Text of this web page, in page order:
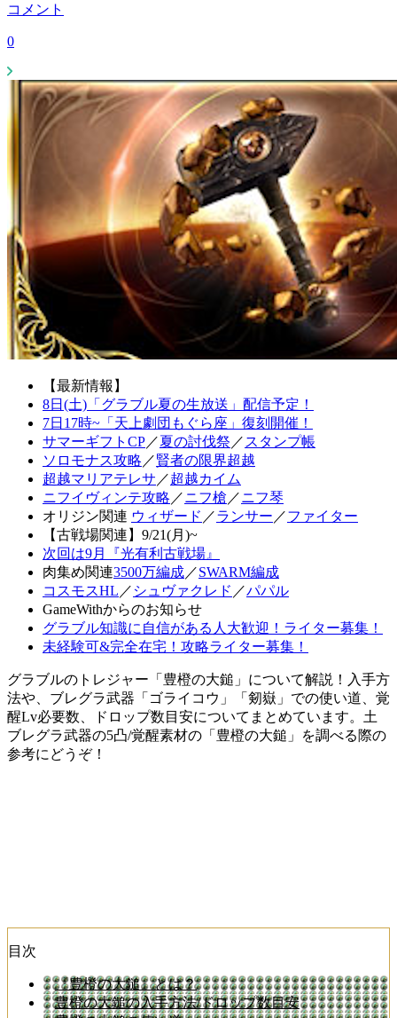
コメント
0
【最新情報】
8日(土)「グラブル夏の生放送」配信予定！
7日17時~「天上劇団もぐら座」復刻開催！
サマーギフトCP／夏の討伐祭 ／ スタンプ帳
ソロモナス攻略 ／賢者の限界超越
超越マリアテレサ ／超越カイム
ニフイヴィンテ攻略 ／ニフ槍 ／ニフ琴
オリジン関連 ウィザード ／ランサー ／ファイター
【古戦場関連】9/21(月)~
次回は9月『光有利古戦場』
肉集め関連3500万編成／SWARM編成
コスモスHL ／ シュヴァクレド ／パパル
GameWithからのお知らせ
グラブル知識に自信がある人大歓迎！ライター募集！
未経験可&完全在宅！攻略ライター募集！
グラブルのトレジャー「豊橙の大鎚」について解説！入手方
法や、ブレグラ武器「ゴライコウ」「剱嶽」での使い道、覚
醒Lv必要数、ドロップ数目安についてまとめています。土
ブレグラ武器の5凸/覚醒素材の「豊橙の大鎚」を調べる際の
参考にどうぞ！
目次
『豊橙の大鎚』とは？
豊橙の大鎚の入手方法/ドロップ数目安